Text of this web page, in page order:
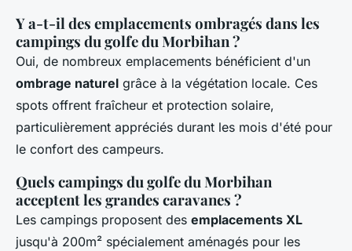
Y a-t-il des emplacements ombragés dans les
campings du golfe du Morbihan ?
Oui, de nombreux emplacements bénéficient d'un
ombrage naturel grâce à la végétation locale. Ces
spots offrent fraîcheur et protection solaire,
particulièrement appréciés durant les mois d'été pour
le confort des campeurs.
Quels campings du golfe du Morbihan
acceptent les grandes caravanes ?
Les campings proposent des emplacements XL
jusqu'à 200m² spécialement aménagés pour les